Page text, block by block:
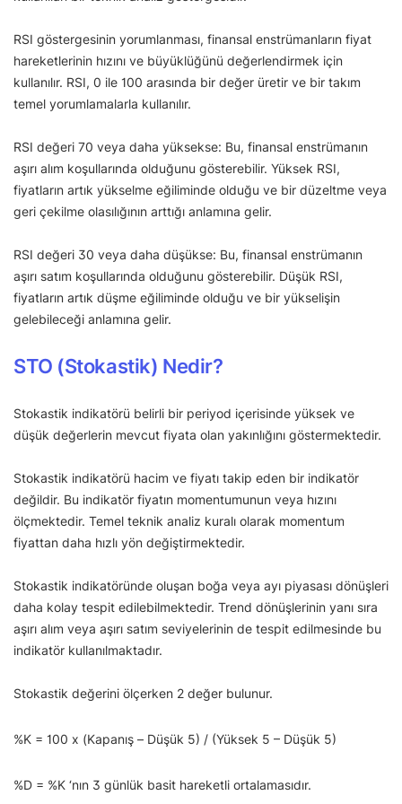
RSI göstergesinin yorumlanması, finansal enstrümanların fiyat
hareketlerinin hızını ve büyüklüğünü değerlendirmek için
kullanılır. RSI, 0 ile 100 arasında bir değer üretir ve bir takım
temel yorumlamalarla kullanılır.
RSI değeri 70 veya daha yüksekse: Bu, finansal enstrümanın
aşırı alım koşullarında olduğunu gösterebilir. Yüksek RSI,
fiyatların artık yükselme eğiliminde olduğu ve bir düzeltme veya
geri çekilme olasılığının arttığı anlamına gelir.
RSI değeri 30 veya daha düşükse: Bu, finansal enstrümanın
aşırı satım koşullarında olduğunu gösterebilir. Düşük RSI,
fiyatların artık düşme eğiliminde olduğu ve bir yükselişin
gelebileceği anlamına gelir.
STO (Stokastik) Nedir?
Stokastik indikatörü belirli bir periyod içerisinde yüksek ve
düşük değerlerin mevcut fiyata olan yakınlığını göstermektedir.
Stokastik indikatörü hacim ve fiyatı takip eden bir indikatör
değildir. Bu indikatör fiyatın momentumunun veya hızını
ölçmektedir. Temel teknik analiz kuralı olarak momentum
fiyattan daha hızlı yön değiştirmektedir.
Stokastik indikatöründe oluşan boğa veya ayı piyasası dönüşleri
daha kolay tespit edilebilmektedir. Trend dönüşlerinin yanı sıra
aşırı alım veya aşırı satım seviyelerinin de tespit edilmesinde bu
indikatör kullanılmaktadır.
Stokastik değerini ölçerken 2 değer bulunur.
%K = 100 x (Kapanış – Düşük 5) / (Yüksek 5 – Düşük 5)
%D = %K ‘nın 3 günlük basit hareketli ortalamasıdır.